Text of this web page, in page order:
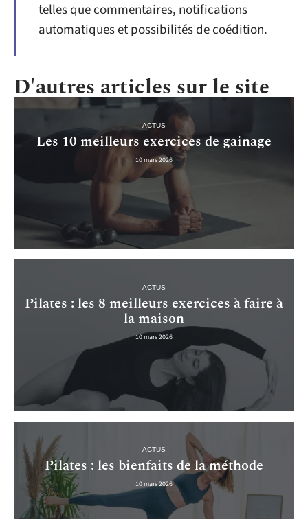
telles que commentaires, notifications
automatiques et possibilités de coédition.
D'autres articles sur le site
ACTUS
Les 10 meilleurs exercices de gainage
10 mars 2026
ACTUS
Pilates : les 8 meilleurs exercices à faire à
la maison
10 mars 2026
ACTUS
Pilates : les bienfaits de la méthode
10 mars 2026